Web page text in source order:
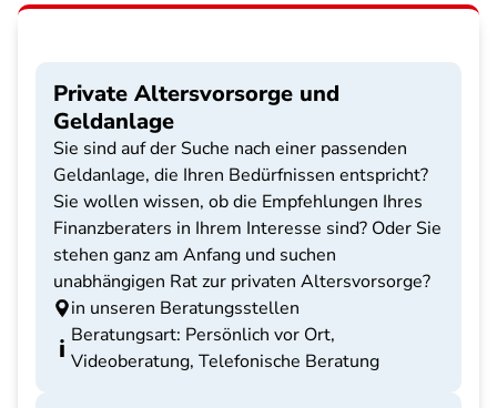
Private Altersvorsorge und
Geldanlage
Sie sind auf der Suche nach einer passenden
Geldanlage, die Ihren Bedürfnissen entspricht?
Sie wollen wissen, ob die Empfehlungen Ihres
Finanzberaters in Ihrem Interesse sind? Oder Sie
stehen ganz am Anfang und suchen
unabhängigen Rat zur privaten Altersvorsorge?
in unseren Beratungsstellen
Beratungsart: Persönlich vor Ort,
Videoberatung, Telefonische Beratung